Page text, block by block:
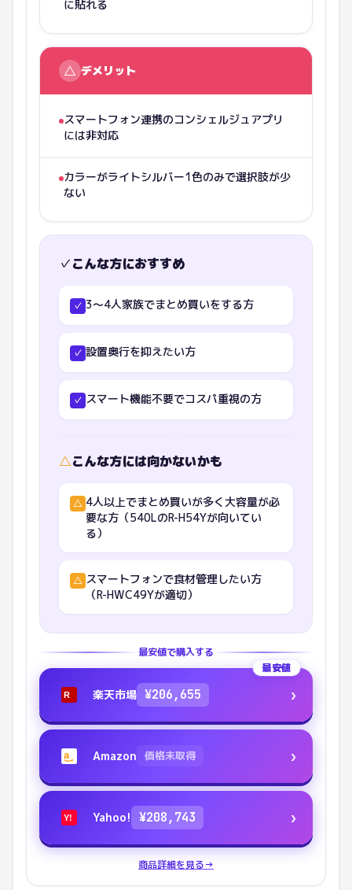
に貼れる
△ デメリット
スマートフォン連携のコンシェルジュアプリ
には非対応
カラーがライトシルバー1色のみで選択肢が少
ない
✓こんな方におすすめ
✓ 3〜4人家族でまとめ買いをする方
✓ 設置奥行を抑えたい方
✓ スマート機能不要でコスパ重視の方
△こんな方には向かないかも
△ 4人以上でまとめ買いが多く大容量が必
要な方（540LのR-H54Yが向いてい
る）
△ スマートフォンで食材管理したい方
（R-HWC49Yが適切）
最安値で購入する
最安値
R 楽天市場 ¥206,655 ›
a Amazon 価格未取得 ›
Y! Yahoo! ¥208,743 ›
商品詳細を見る→